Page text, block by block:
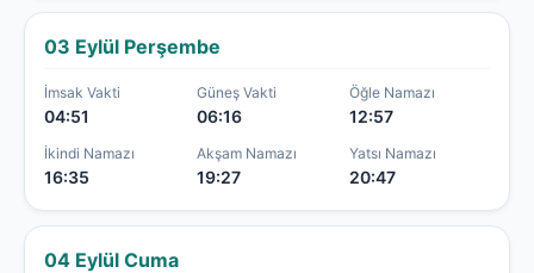
03 Eylül Perşembe
İmsak Vakti
04:51
Güneş Vakti
06:16
Öğle Namazı
12:57
İkindi Namazı
16:35
Akşam Namazı
19:27
Yatsı Namazı
20:47
04 Eylül Cuma